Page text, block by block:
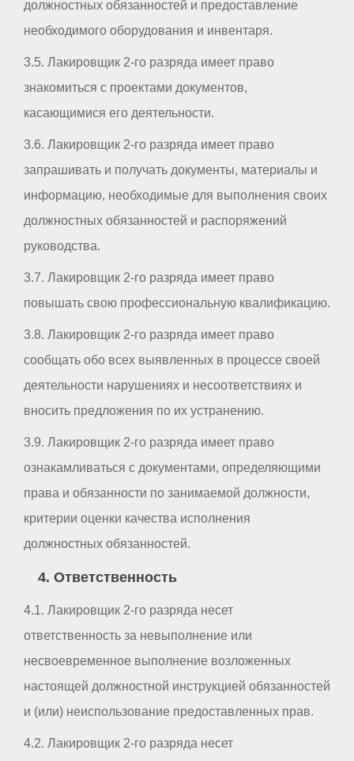
должностных обязанностей и предоставление
необходимого оборудования и инвентаря.
3.5. Лакировщик 2-го разряда имеет право
знакомиться с проектами документов,
касающимися его деятельности.
3.6. Лакировщик 2-го разряда имеет право
запрашивать и получать документы, материалы и
информацию, необходимые для выполнения своих
должностных обязанностей и распоряжений
руководства.
3.7. Лакировщик 2-го разряда имеет право
повышать свою профессиональную квалификацию.
3.8. Лакировщик 2-го разряда имеет право
сообщать обо всех выявленных в процессе своей
деятельности нарушениях и несоответствиях и
вносить предложения по их устранению.
3.9. Лакировщик 2-го разряда имеет право
ознакамливаться с документами, определяющими
права и обязанности по занимаемой должности,
критерии оценки качества исполнения
должностных обязанностей.
4. Ответственность
4.1. Лакировщик 2-го разряда несет
ответственность за невыполнение или
несвоевременное выполнение возложенных
настоящей должностной инструкцией обязанностей
и (или) неиспользование предоставленных прав.
4.2. Лакировщик 2-го разряда несет